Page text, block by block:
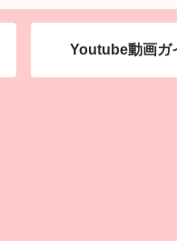
Youtube動画ガ